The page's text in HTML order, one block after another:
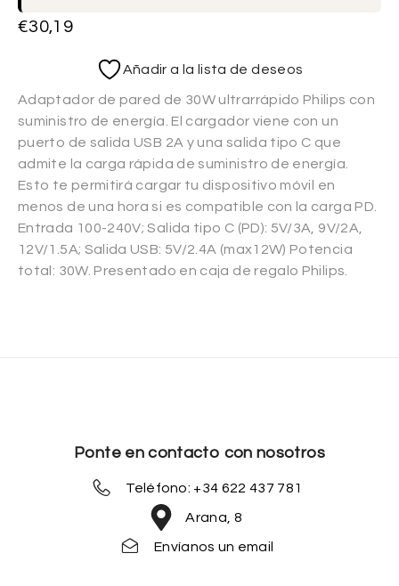
€30,19
Añadir a la lista de deseos
Adaptador de pared de 30W ultrarrápido Philips con
suministro de energía. El cargador viene con un
puerto de salida USB 2A y una salida tipo C que
admite la carga rápida de suministro de energía.
Esto te permitirá cargar tu dispositivo móvil en
menos de una hora si es compatible con la carga PD.
Entrada 100-240V; Salida tipo C (PD): 5V/3A, 9V/2A,
12V/1.5A; Salida USB: 5V/2.4A (max12W) Potencia
total: 30W. Presentado en caja de regalo Philips.
Ponte en contacto con nosotros
Teléfono: +34 622 437 781
Arana, 8
Envíanos un email